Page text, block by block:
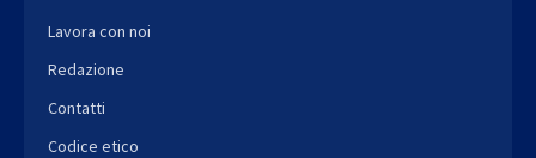
Lavora con noi
Redazione
Contatti
Codice etico